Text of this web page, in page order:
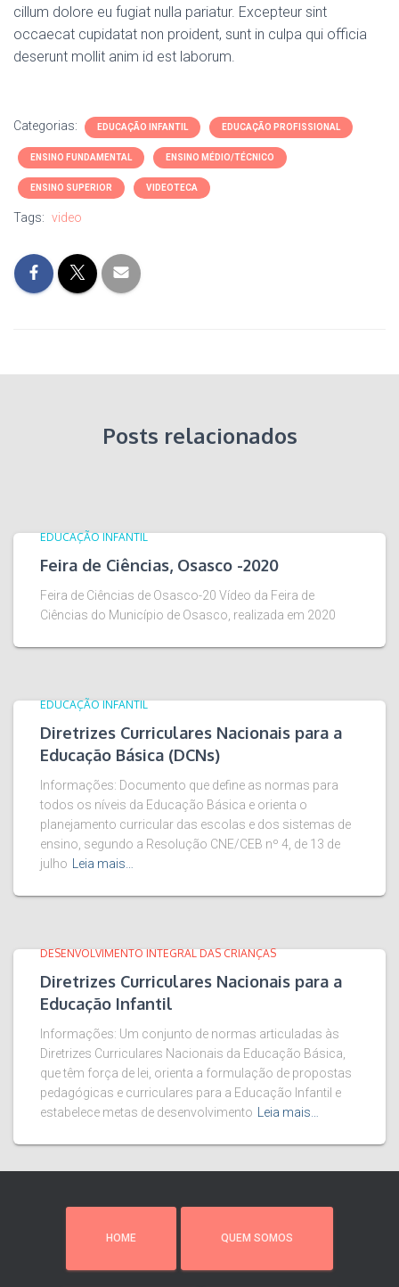
cillum dolore eu fugiat nulla pariatur. Excepteur sint
occaecat cupidatat non proident, sunt in culpa qui officia
deserunt mollit anim id est laborum.
Categorias: EDUCAÇÃO INFANTIL EDUCAÇÃO PROFISSIONAL
ENSINO FUNDAMENTAL ENSINO MÉDIO/TÉCNICO
ENSINO SUPERIOR VIDEOTECA
Tags: video
Posts relacionados
EDUCAÇÃO INFANTIL
Feira de Ciências, Osasco -2020
Feira de Ciências de Osasco-20 Vídeo da Feira de
Ciências do Município de Osasco, realizada em 2020
EDUCAÇÃO INFANTIL
Diretrizes Curriculares Nacionais para a
Educação Básica (DCNs)
Informações: Documento que define as normas para
todos os níveis da Educação Básica e orienta o
planejamento curricular das escolas e dos sistemas de
ensino, segundo a Resolução CNE/CEB nº 4, de 13 de
julho
Leia mais…
DESENVOLVIMENTO INTEGRAL DAS CRIANÇAS
Diretrizes Curriculares Nacionais para a
Educação Infantil
Informações: Um conjunto de normas articuladas às
Diretrizes Curriculares Nacionais da Educação Básica,
que têm força de lei, orienta a formulação de propostas
pedagógicas e curriculares para a Educação Infantil e
estabelece metas de desenvolvimento
Leia mais…
HOME QUEM SOMOS